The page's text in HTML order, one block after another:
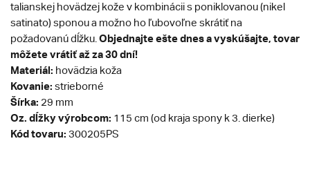
talianskej hovädzej kože v kombinácii s poniklovanou (nikel
satinato) sponou a možno ho ľubovoľne skrátiť na
požadovanú dĺžku. Objednajte ešte dnes a vyskúšajte, tovar
môžete vrátiť až za 30 dní!
Materiál: hovädzia koža
Kovanie: strieborné
Šírka: 29 mm
Oz. dĺžky výrobcom: 115 cm (od kraja spony k 3. dierke)
Kód tovaru: 300205PS